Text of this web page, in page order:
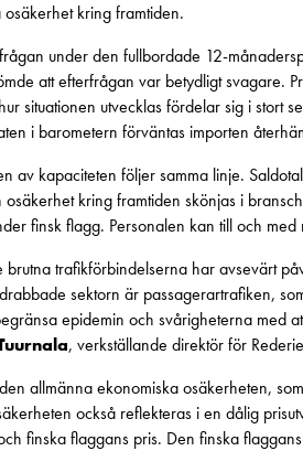
kring framtiden.
under den fullbordade 12-
att efterfrågan var betydligt svagare.
situationen utvecklas fördelar sig i stort
i barometern förväntas importen
av kapaciteten följer samma linje.
kring framtiden skönjas i
finsk flagg. Personalen kan till och med
trafikförbindelserna har avsevärt
sektorn är passagerartrafiken,
epidemin och svårigheterna med
, verkställande direktör för
allmänna ekonomiska osäkerheten,
också reflekteras i en dålig
finska flaggans pris. Den finska